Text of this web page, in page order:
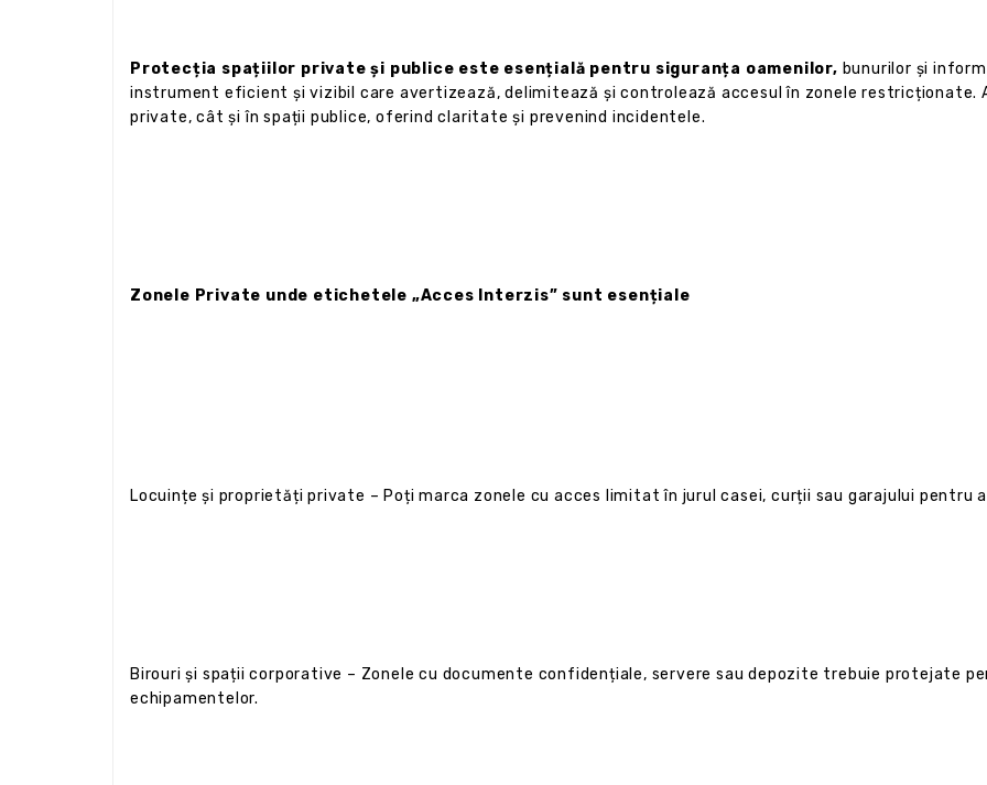
Protecția spațiilor private și publice este esențială pentru siguranța oamenilor, bunurilor și
instrument eficient și vizibil care avertizează, delimitează și controlează accesul în zonele
private, cât și în spații publice, oferind claritate și prevenind incidentele.
Zonele Private unde etichetele „Acces Interzis” sunt esențiale
Locuințe și proprietăți private – Poți marca zonele cu acces limitat în jurul casei, curții sau garajului pentru
Birouri și spații corporative – Zonele cu documente confidențiale, servere sau depozite trebuie protejate
echipamentelor.